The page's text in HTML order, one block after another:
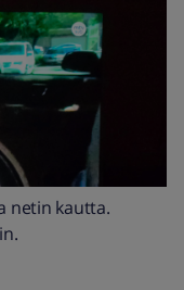
netin kautta.